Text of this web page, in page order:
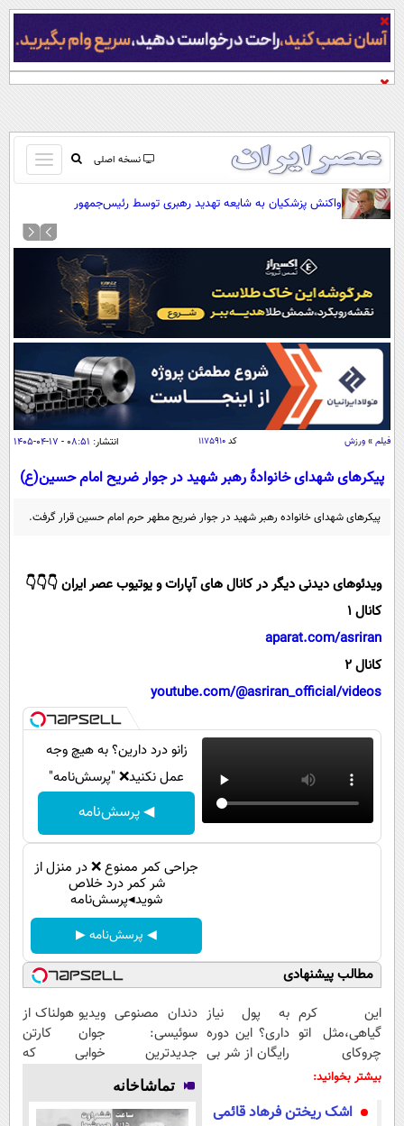
نسخه اصلی
باز
و
کردن
صفحه اول
آرشیو
نظرسنجی
آب و هوا
اوقات شرعی
سواد زندگی
اقتصاد
اقتصادی
جامعه
علم و دانش
اخبار کریپتو
سرگرمی
مجله تصویری سلاح
فیلم
حوادث
محیط زیست
فرهنگی
بین الملل
اجتماعی
حیات وحش
خواندنی ها و دیدنی ها
داستان کوتاه
روانشناسی
آموزش زبان
واکنش پزشکیان به شایعه تهدید رهبری توسط رئیس‌جمهور
فیلم » ورزش کد ۱۱۷۵۹۱۰ انتشار: ۰۸:۵۱ - ۱۷-۰۴-۱۴۰۵
پیکرهای شهدای خانوادۀ رهبر شهید در جوار ضریح امام حسین(ع)
پیکرهای شهدای خانواده رهبر شهید در جوار ضریح مطهر حرم امام حسین قرار گرفت.
ویدئوهای دیدنی دیگر در کانال های آپارات و یوتیوب عصر ایران 👇👇👇
کانال 1
aparat.com/asriran
کانال 2
youtube.com/@asriran_official/videos
زانو درد دارین؟ به هیچ وجه
عمل نکنید❌ "پرسش‌نامه"
◀ پرسش‌نامه
جراحی کمر ممنوع ❌ در منزل از
شر کمر درد خلاص
شوید◂پرسش‌نامه
◀ پرسش‌نامه ▶
مطالب پیشنهادی
این کرم
گیاهی،مثل اتو
چروکای
پوستتوصاف
به پول نیاز
داری؟ این دوره
رایگان از شر بی
دندان مصنوعی
سوئیسی:
جدیدترین
فناوری اروپا،
سبک و مقاوم |
پرداخت قسطی
ویدیو هولناک از
جوان کارتن
خوابی که
بیشتر بخوانید:
اشک ریختن فرهاد قائمی
تماشاخانه